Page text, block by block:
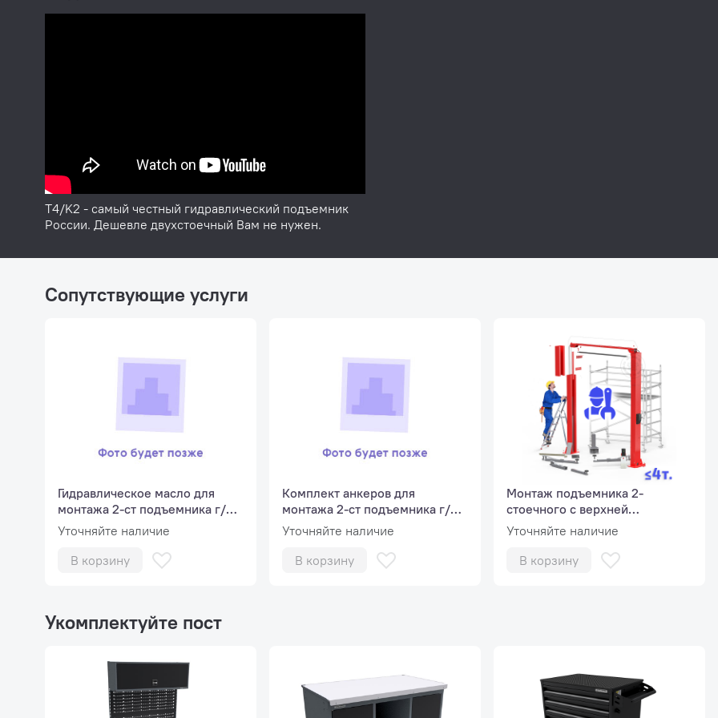
Расстояние между колонн: 2800 мм
Модель: T4/K2
Производитель: System4you
T4/K2 - самый честный гидравлический подъемник
России. Дешевле двухстоечный Вам не нужен.
Сопутствующие услуги
Гидравлическое масло для
монтажа 2-ст подъемника г/п
до 4 тонн
Уточняйте наличие
В корзину
Комплект анкеров для
монтажа 2-ст подъемника г/п
до 4 тонн
Уточняйте наличие
В корзину
Монтаж подъемника 2-
стоечного с верхней
сихронизацией, г/п до 4 т
Уточняйте наличие
В корзину
Укомплектуйте пост